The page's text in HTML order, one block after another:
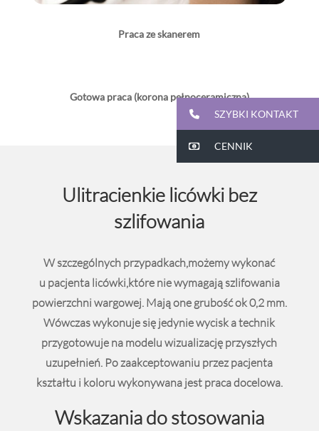
Praca ze skanerem
Gotowa praca (korona pełnoceramiczna)
Ulitracienkie licówki bez
szlifowania
W szczególnych przypadkach,możemy wykonać
u pacjenta licówki,które nie wymagają szlifowania
powierzchni wargowej. Mają one grubość ok 0,2 mm.
Wówczas wykonuje się jedynie wycisk a technik
przygotowuje na modelu wizualizację przyszłych
uzupełnień. Po zaakceptowaniu przez pacjenta
kształtu i koloru wykonywana jest praca docelowa.
Wskazania do stosowania
SZYBKI KONTAKT
CENNIK